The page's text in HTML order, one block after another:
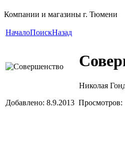
Компании и магазины г. Тюмени
НачалоПоискНазад
Николая
Добавлено: 8.9.2013 Просмотров: